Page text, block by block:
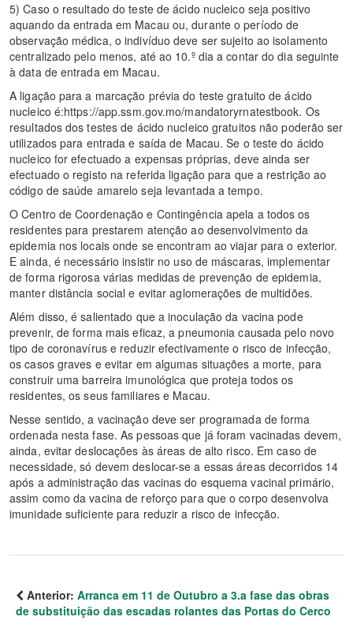
5) Caso o resultado do teste de ácido nucleico seja positivo
aquando da entrada em Macau ou, durante o período de
observação médica, o indivíduo deve ser sujeito ao isolamento
centralizado pelo menos, até ao 10.º dia a contar do dia seguinte
à data de entrada em Macau.
A ligação para a marcação prévia do teste gratuito de ácido
nucleico é:https://app.ssm.gov.mo/mandatoryrnatestbook. Os
resultados dos testes de ácido nucleico gratuitos não poderão ser
utilizados para entrada e saída de Macau. Se o teste do ácido
nucleico for efectuado a expensas próprias, deve ainda ser
efectuado o registo na referida ligação para que a restrição ao
código de saúde amarelo seja levantada a tempo.
O Centro de Coordenação e Contingência apela a todos os
residentes para prestarem atenção ao desenvolvimento da
epidemia nos locais onde se encontram ao viajar para o exterior.
E ainda, é necessário insistir no uso de máscaras, implementar
de forma rigorosa várias medidas de prevenção de epidemia,
manter distância social e evitar aglomerações de multidões.
Além disso, é salientado que a inoculação da vacina pode
prevenir, de forma mais eficaz, a pneumonia causada pelo novo
tipo de coronavírus e reduzir efectivamente o risco de infecção,
os casos graves e evitar em algumas situações a morte, para
construir uma barreira imunológica que proteja todos os
residentes, os seus familiares e Macau.
Nesse sentido, a vacinação deve ser programada de forma
ordenada nesta fase. As pessoas que já foram vacinadas devem,
ainda, evitar deslocações às áreas de alto risco. Em caso de
necessidade, só devem deslocar-se a essas áreas decorridos 14
após a administração das vacinas do esquema vacinal primário,
assim como da vacina de reforço para que o corpo desenvolva
imunidade suficiente para reduzir a risco de infecção.
Anterior: Arranca em 11 de Outubro a 3.a fase das obras
de substituição das escadas rolantes das Portas do Cerco